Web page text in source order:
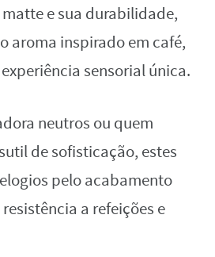
e sua durabilidade,
aroma inspirado em café,
sensorial única.
neutros ou quem
de sofisticação, estes
pelo acabamento
a refeições e